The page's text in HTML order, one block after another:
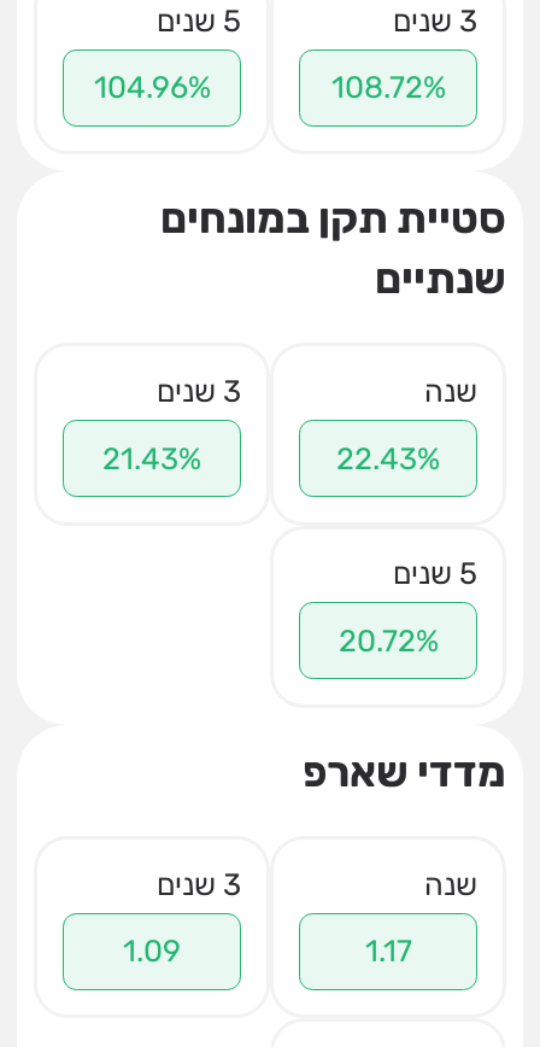
3 שנים
108.72%
5 שנים
104.96%
סטיית תקן במונחים
שנתיים
שנה
22.43%
3 שנים
21.43%
5 שנים
20.72%
מדדי שארפ
שנה
1.17
3 שנים
1.09